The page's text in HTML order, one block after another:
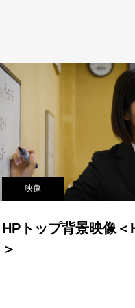
映像
VP制作＜静岡県＞